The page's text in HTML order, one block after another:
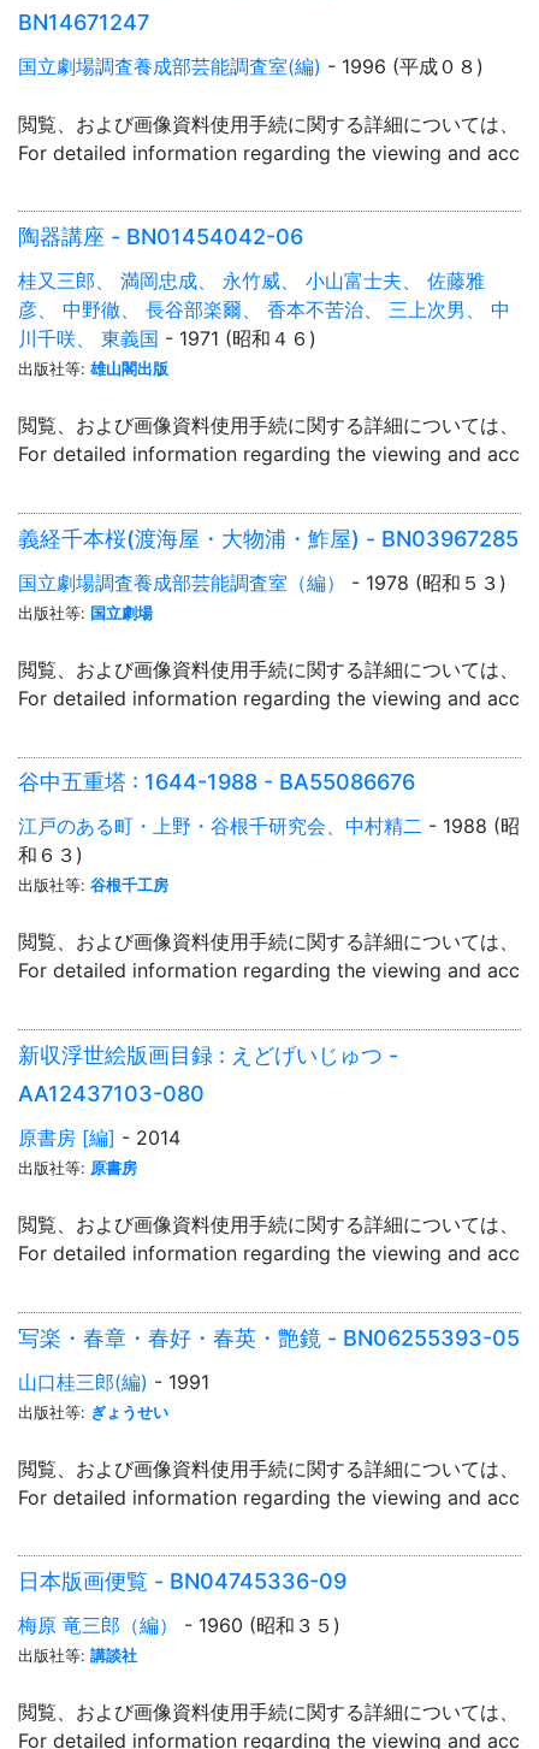
BN14671247
国立劇場調査養成部芸能調査室(編) - 1996 (平成０８)
閲覧、および画像資料使用手続に関する詳細については、「
For detailed information regarding the viewing and
陶器講座 - BN01454042-06
桂又三郎、 満岡忠成、 永竹威、 小山富士夫、 佐藤雅
彦、 中野徹、 長谷部楽爾、 香本不苦治、 三上次男、 中
川千咲、 東義国 - 1971 (昭和４６)
出版社等: 雄山閣出版
閲覧、および画像資料使用手続に関する詳細については、「
For detailed information regarding the viewing and
義経千本桜(渡海屋・大物浦・鮓屋) - BN03967285
国立劇場調査養成部芸能調査室（編） - 1978 (昭和５３)
出版社等: 国立劇場
閲覧、および画像資料使用手続に関する詳細については、「
For detailed information regarding the viewing and
谷中五重塔 : 1644-1988 - BA55086676
江戸のある町・上野・谷根千研究会、中村精二 - 1988 (昭
和６３)
出版社等: 谷根千工房
閲覧、および画像資料使用手続に関する詳細については、「
For detailed information regarding the viewing and
新収浮世絵版画目録 : えどげいじゅつ -
AA12437103-080
原書房 [編] - 2014
出版社等: 原書房
閲覧、および画像資料使用手続に関する詳細については、「
For detailed information regarding the viewing and
写楽・春章・春好・春英・艶鏡 - BN06255393-05
山口桂三郎(編) - 1991
出版社等: ぎょうせい
閲覧、および画像資料使用手続に関する詳細については、「
For detailed information regarding the viewing and
日本版画便覧 - BN04745336-09
梅原 竜三郎（編） - 1960 (昭和３５)
出版社等: 講談社
閲覧、および画像資料使用手続に関する詳細については、「
For detailed information regarding the viewing and